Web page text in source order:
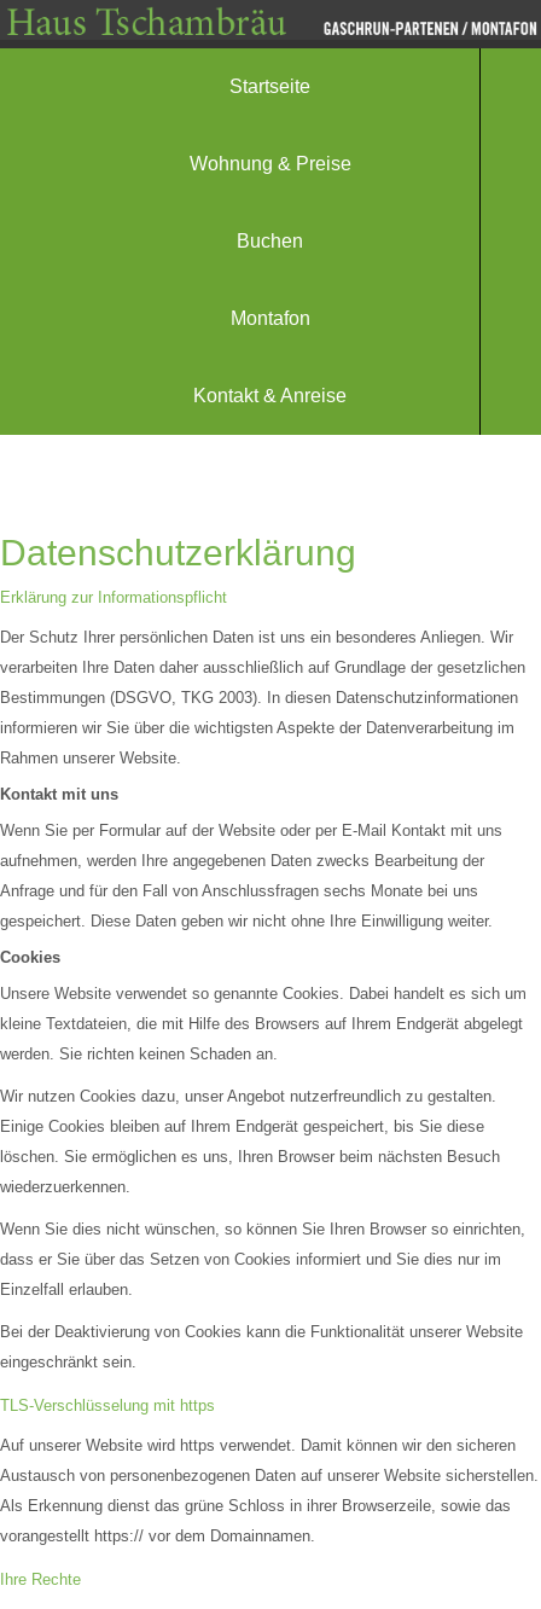
Startseite
Wohnung & Preise
Buchen
Montafon
Kontakt & Anreise
Datenschutzerklärung
Erklärung zur Informationspflicht
Der Schutz Ihrer persönlichen Daten ist uns ein besonderes Anliegen. Wir
verarbeiten Ihre Daten daher ausschließlich auf Grundlage der gesetzlichen
Bestimmungen (DSGVO, TKG 2003). In diesen Datenschutzinformationen
informieren wir Sie über die wichtigsten Aspekte der Datenverarbeitung im
Rahmen unserer Website.
Kontakt mit uns
Wenn Sie per Formular auf der Website oder per E-Mail Kontakt mit uns
aufnehmen, werden Ihre angegebenen Daten zwecks Bearbeitung der
Anfrage und für den Fall von Anschlussfragen sechs Monate bei uns
gespeichert. Diese Daten geben wir nicht ohne Ihre Einwilligung weiter.
Cookies
Unsere Website verwendet so genannte Cookies. Dabei handelt es sich um
kleine Textdateien, die mit Hilfe des Browsers auf Ihrem Endgerät abgelegt
werden. Sie richten keinen Schaden an.
Wir nutzen Cookies dazu, unser Angebot nutzerfreundlich zu gestalten.
Einige Cookies bleiben auf Ihrem Endgerät gespeichert, bis Sie diese
löschen. Sie ermöglichen es uns, Ihren Browser beim nächsten Besuch
wiederzuerkennen.
Wenn Sie dies nicht wünschen, so können Sie Ihren Browser so einrichten,
dass er Sie über das Setzen von Cookies informiert und Sie dies nur im
Einzelfall erlauben.
Bei der Deaktivierung von Cookies kann die Funktionalität unserer Website
eingeschränkt sein.
TLS-Verschlüsselung mit https
Auf unserer Website wird https verwendet. Damit können wir den sicheren
Austausch von personenbezogenen Daten auf unserer Website sicherstellen.
Als Erkennung dienst das grüne Schloss in ihrer Browserzeile, sowie das
vorangestellt https:// vor dem Domainnamen.
Ihre Rechte